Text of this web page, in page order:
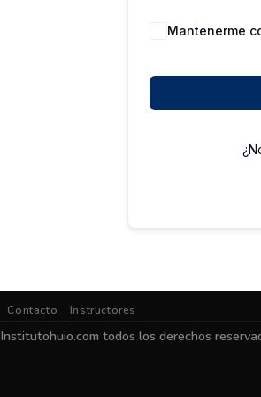
Mantenerme
Contacto Instructores
Institutohuio.com todos los derechos